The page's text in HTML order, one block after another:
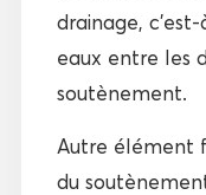
drainage,
eaux entre les
soutènement.
Autre élément
du